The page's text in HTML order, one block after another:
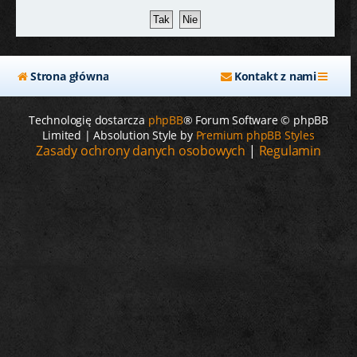
Strona główna Kontakt z nami
Technologię dostarcza phpBB® Forum Software © phpBB
Limited | Absolution Style by Premium phpBB Styles
Zasady ochrony danych osobowych | Regulamin